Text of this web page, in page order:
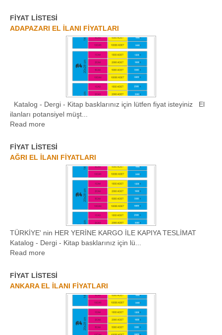
FİYAT LİSTESİ
ADAPAZARI EL İLANI FİYATLARI
Katalog - Dergi - Kitap basklarınız için lütfen fiyat isteyiniz El
ilanları potansiyel müşt...
Read more
FİYAT LİSTESİ
AĞRI EL İLANI FİYATLARI
TÜRKİYE' nin HER YERİNE KARGO İLE KAPIYA TESLİMAT
Katalog - Dergi - Kitap basklarınız için lü...
Read more
FİYAT LİSTESİ
ANKARA EL İLANI FİYATLARI